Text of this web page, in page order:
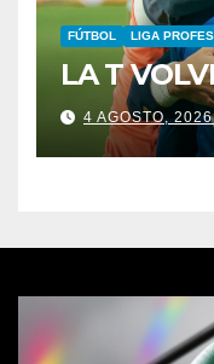
FÚTBOL LIGA
LA T
4 AGOSTO,